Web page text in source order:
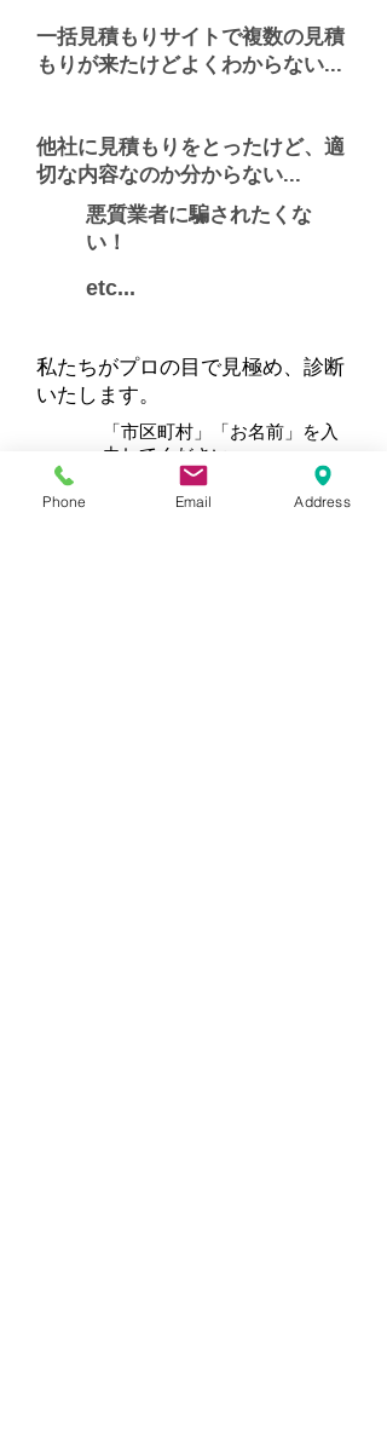
一括見積もりサイトで複数の見積
もりが来たけどよくわからない...
他社に見積もりをとったけど、適
切な内容なのか分からない...
悪質業者に騙されたくな
い！
etc...
私たちがプロの目で見極め、診断
いたします。
「市区町村」「お名前」を入
力してください。
​例）足立区の〇〇です。
Phone Email Address